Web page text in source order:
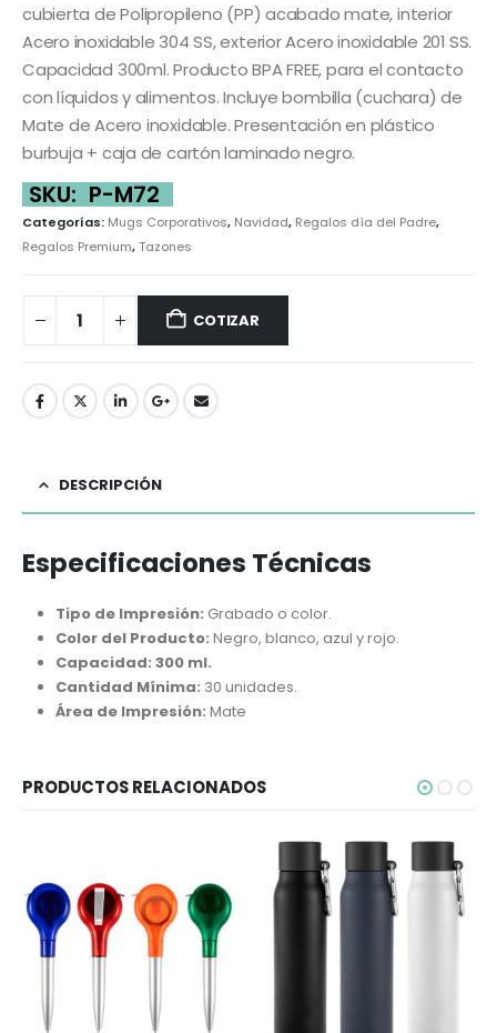
cubierta de Polipropileno (PP) acabado mate, interior
Acero inoxidable 304 SS, exterior Acero inoxidable 201 SS.
Capacidad 300ml. Producto BPA FREE, para el contacto
con líquidos y alimentos. Incluye bombilla (cuchara) de
Mate de Acero inoxidable. Presentación en plástico
burbuja + caja de cartón laminado negro.
SKU: P-M72
Categorías: Mugs Corporativos, Navidad, Regalos día del Padre,
Regalos Premium,Tazones
COTIZAR
DESCRIPCIÓN
Especificaciones Técnicas
Tipo de Impresión: Grabado o color.
Color del Producto: Negro, blanco, azul y rojo.
Capacidad: 300 ml.
Cantidad Mínima: 30 unidades.
Área de Impresión: Mate
PRODUCTOS RELACIONADOS